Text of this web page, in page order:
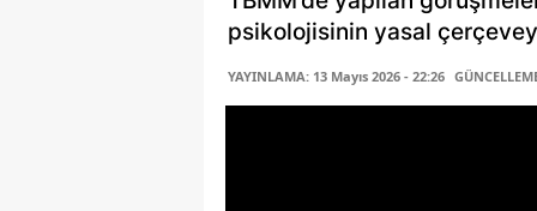
psikolojisinin yasal
YAYINLAMA: 13 Mayıs 2026 - 22:26